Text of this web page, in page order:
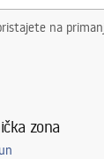
na
zona